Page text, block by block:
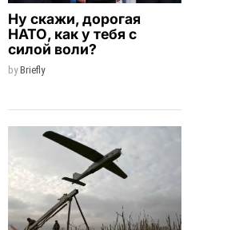
Ну скажи, дорогая
НАТО, как у тебя с
силой воли?
byBriefly